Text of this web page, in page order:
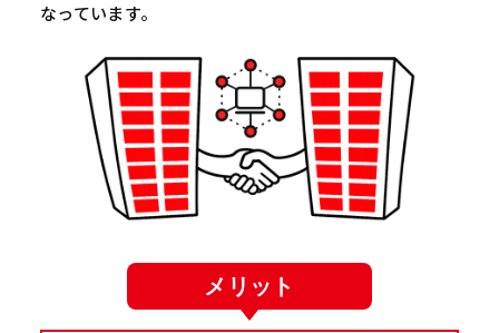
なっています。
メリット